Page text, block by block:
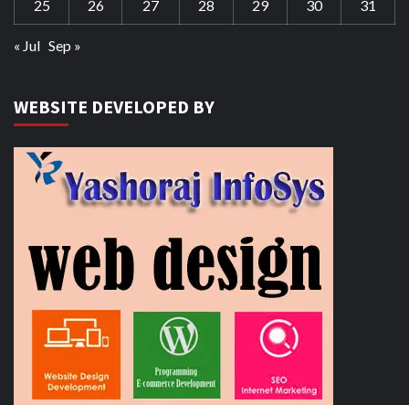
25 26 27 28 29 30 31
« Jul Sep »
WEBSITE DEVELOPED BY